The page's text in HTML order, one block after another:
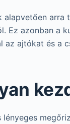
alapvetően arra
Ez azonban a
az ajtókat és a
lényeges